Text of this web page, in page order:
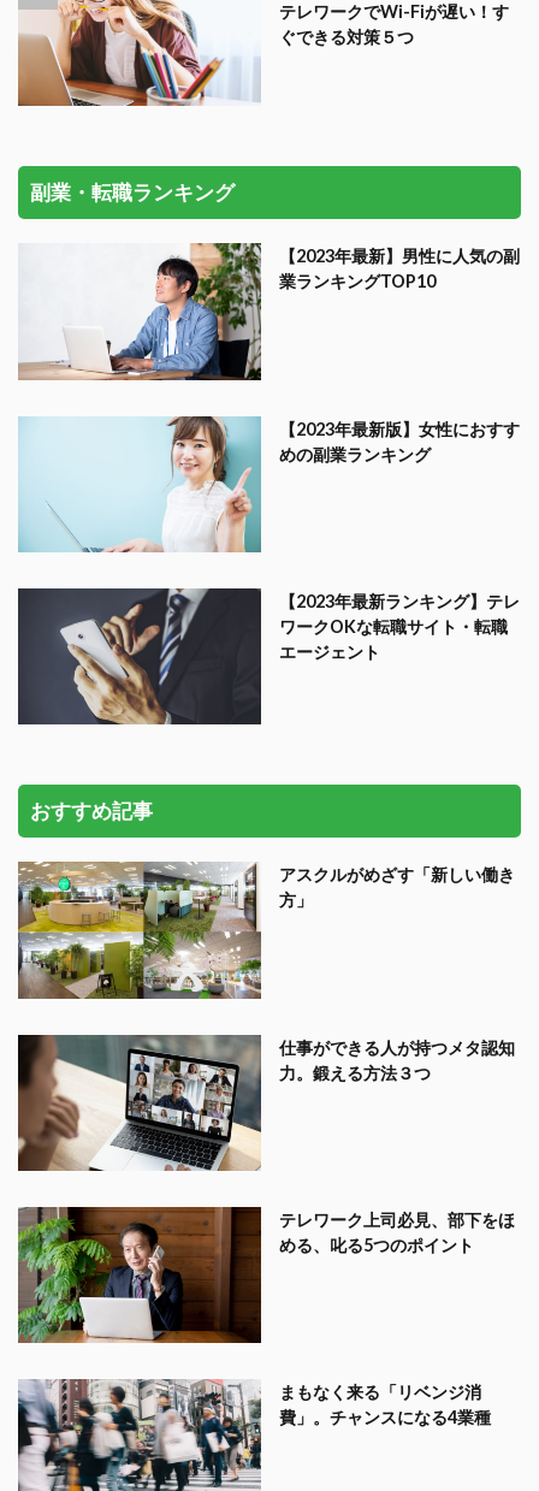
テレワークでWi-Fiが遅い！す
ぐできる対策５つ
副業・転職ランキング
【2023年最新】男性に人気の副
業ランキングTOP10
【2023年最新版】女性におすす
めの副業ランキング
【2023年最新ランキング】テレ
ワークOKな転職サイト・転職
エージェント
おすすめ記事
アスクルがめざす「新しい働き
方」
仕事ができる人が持つメタ認知
力。鍛える方法３つ
テレワーク上司必見、部下をほ
める、叱る5つのポイント
まもなく来る「リベンジ消
費」。チャンスになる4業種